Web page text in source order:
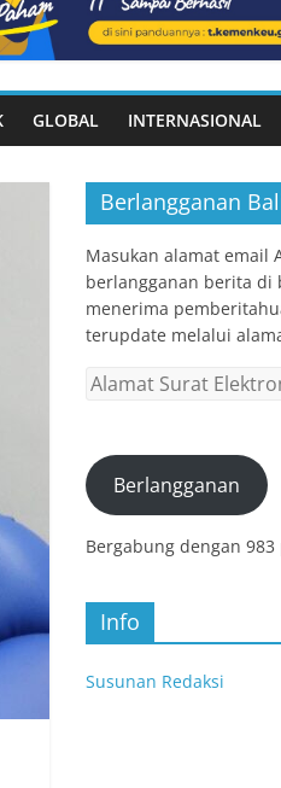
GLOBAL INTERNASIONAL
Berlangganan
Masukan alamat email
berlangganan berita di
menerima
terupdate melalui
Alamat
(E-
mail)Berlangganan
Bergabung dengan
Info
Susunan Redaksi